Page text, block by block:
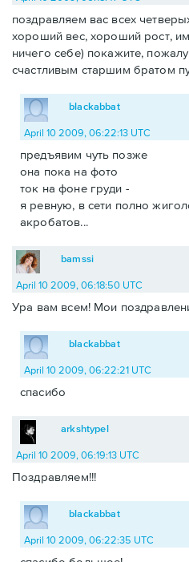
поздравляем вас всех
хороший вес, хороший рост,
ничего себе) покажите,
счастливым старшим братом
blackabbat
April 10 2009, 06:22:13 UTC
предъявим чуть позже
она пока на фото
ток на фоне груди -
я ревную, в сети полно
акробатов...
bamssi
April 10 2009, 06:18:50 UTC
Ура вам всем! Мои
blackabbat
April 10 2009, 06:22:21 UTC
спасибо
arkshtypel
April 10 2009, 06:19:13 UTC
Поздравляем!!!
blackabbat
April 10 2009, 06:22:35 UTC